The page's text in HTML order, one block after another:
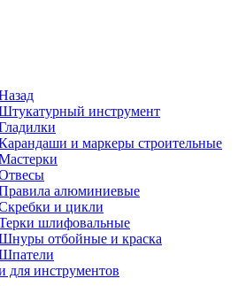
инструмент
и маркеры строительные
алюминиевые
и цикли
шлифовальные
отбойные и краска
для инструментов